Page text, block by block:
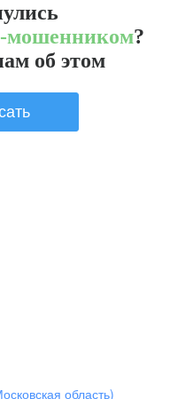
мошенником?
об этом
область)